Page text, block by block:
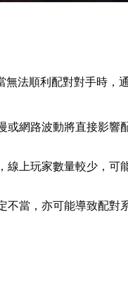
法順利配對對手時，
或網路波動將直接影響
線上玩家數量較少，可
不當，亦可能導致配對